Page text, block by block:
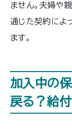
ません。夫婦や
通じた契約によ
ます。
加入中の
戻る？給